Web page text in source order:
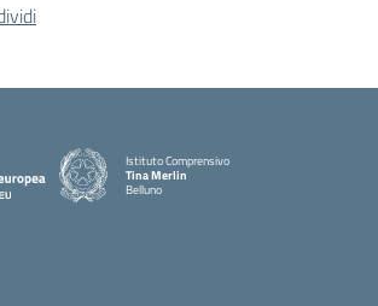
Istituto Comprensivo
Tina Merlin
Belluno